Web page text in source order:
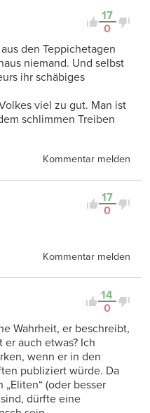
17
0
den Teppichetagen
niemand. Und selbst
ihr schäbiges
viel zu gut. Man ist
schlimmen Treiben
Kommentar melden
17
0
Kommentar melden
14
0
Wahrheit, er beschreibt,
auch etwas? Ich
wenn er in den
publiziert würde. Da
(oder besser
dürfte eine